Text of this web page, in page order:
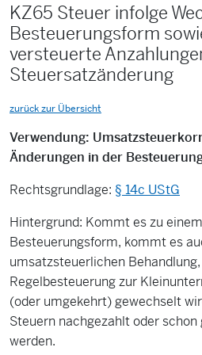
KZ65 Steuer infolge
Besteuerungsform
versteuerte
Steuersatzänderung
zurück zur Übersicht
Verwendung:
Änderungen in der
Rechtsgrundlage: § 14c UStG
Hintergrund: Kommt es zu
Besteuerungsform, kommt es
umsatzsteuerlichen
Regelbesteuerung zur
(oder umgekehrt) gewechselt
Steuern nachgezahlt oder
werden.